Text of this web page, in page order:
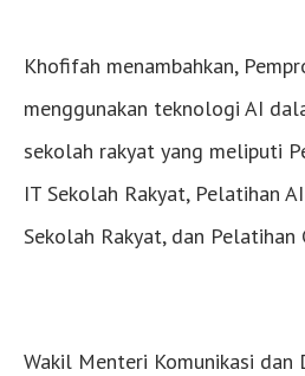
Khofifah menambahkan,
menggunakan teknologi AI
sekolah rakyat yang meliputi
IT Sekolah Rakyat, Pelatihan
Sekolah Rakyat, dan Pelatihan
Wakil Menteri Komunikasi dan